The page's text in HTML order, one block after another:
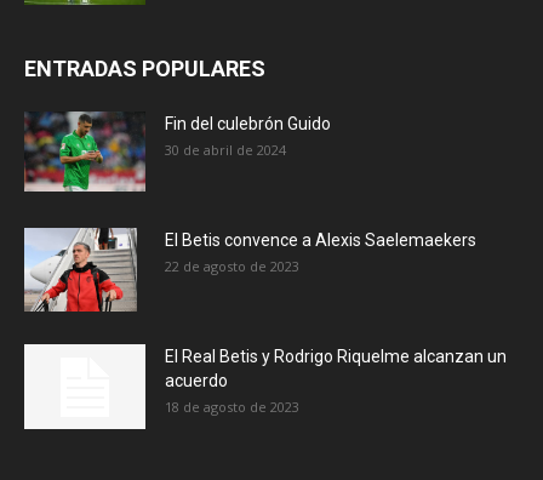
ENTRADAS POPULARES
Fin del culebrón Guido
30 de abril de 2024
El Betis convence a Alexis Saelemaekers
22 de agosto de 2023
El Real Betis y Rodrigo Riquelme alcanzan un
acuerdo
18 de agosto de 2023